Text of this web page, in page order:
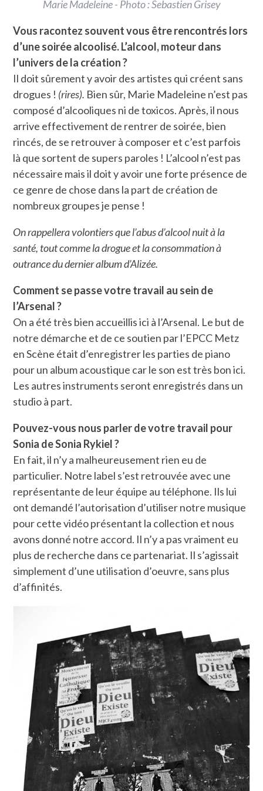
Marie Madeleine - Photo : Sebastien Grisey
Vous racontez souvent vous être rencontrés lors
d’une soirée alcoolisé. L’alcool, moteur dans
l’univers de la création ?
Il doit sûrement y avoir des artistes qui créent sans
drogues ! (rires). Bien sûr, Marie Madeleine n’est pas
composé d’alcooliques ni de toxicos. Après, il nous
arrive effectivement de rentrer de soirée, bien
rincés, de se retrouver à composer et c’est parfois
là que sortent de supers paroles ! L’alcool n’est pas
nécessaire mais il doit y avoir une forte présence de
ce genre de chose dans la part de création de
nombreux groupes je pense !
On rappellera volontiers que l’abus d’alcool nuit à la
santé, tout comme la drogue et la consommation à
outrance du dernier album d’Alizée.
Comment se passe votre travail au sein de
l’Arsenal ?
On a été très bien accueillis ici à l’Arsenal. Le but de
notre démarche et de ce soutien par l’EPCC Metz
en Scène était d’enregistrer les parties de piano
pour un album acoustique car le son est très bon ici.
Les autres instruments seront enregistrés dans un
studio à part.
Pouvez-vous nous parler de votre travail pour
Sonia de Sonia Rykiel ?
En fait, il n’y a malheureusement rien eu de
particulier. Notre label s’est retrouvée avec une
représentante de leur équipe au téléphone. Ils lui
ont demandé l’autorisation d’utiliser notre musique
pour cette vidéo présentant la collection et nous
avons donné notre accord. Il n’y a pas vraiment eu
plus de recherche dans ce partenariat. Il s’agissait
simplement d’une utilisation d’oeuvre, sans plus
d’affinités.